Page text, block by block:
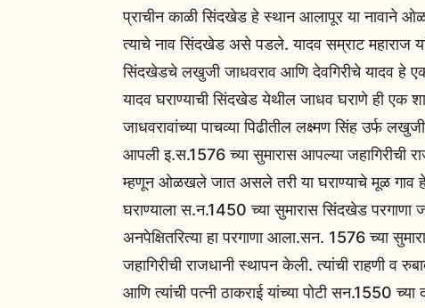
प्राचीन काळी सिंदखेड हे स्थान आलापूर या नावाने
त्याचे नाव सिंदखेड असे पडले. यादव सम्राट महाराज
सिंदखेडचे लखुजी जाधवराव आणि देवगिरीचे यादव हे
यादव घराण्याची सिंदखेड येथील जाधव घराणे ही एक
जाधवरावांच्या पाचव्या पिढीतील लक्ष्मण सिंह उर्फ
आपली इ.स.1576 च्या सुमारास आपल्या जहागिरीची
म्हणून ओळखले जात असले तरी या घराण्याचे मूळ गाव
घराण्याला स.न.1450 च्या सुमारास सिंदखेड परगाणा
अनपेक्षितरित्या हा परगाणा आला.सन. 1576 च्या
जहागिरीची राजधानी स्थापन केली. त्यांची राहणी व
आणि त्यांची पत्नी ठाकराई यांच्या पोटी सन.1550